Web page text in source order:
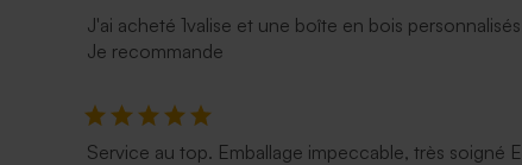
J'ai acheté 1valise et une boîte en bois
Je recommande
Service au top. Emballage impeccable, très soigné